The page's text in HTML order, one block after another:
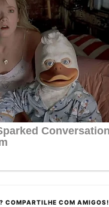
COMPARTILHE COM AMIGOS!